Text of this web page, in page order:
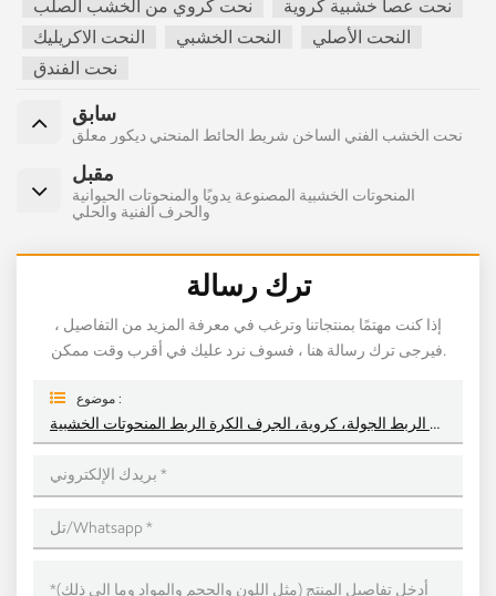
نحت كروي من الخشب الصلب
نحت عصا خشبية كروية
النحت الاكريليك
النحت الخشبي
النحت الأصلي
نحت الفندق
سابق
نحت الخشب الفني الساخن شريط الحائط المنحني ديكور معلق
مقبل
المنحوتات الخشبية المصنوعة يدويًا والمنحوتات الحيوانية
والحرف الفنية والحلي
ترك رسالة
إذا كنت مهتمًا بمنتجاتنا وترغب في معرفة المزيد من التفاصيل ،
فيرجى ترك رسالة هنا ، فسوف نرد عليك في أقرب وقت ممكن.
موضوع :
تخصيص الخشب الصلب الربط الجولة، كروية، الجرف الكرة الربط المنحوتات الخشبية